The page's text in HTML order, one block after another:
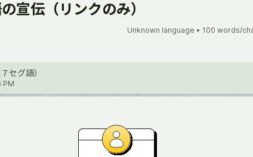
宣伝（リンクのみ）
Unknown language • 100 words/
セグ語）
PM